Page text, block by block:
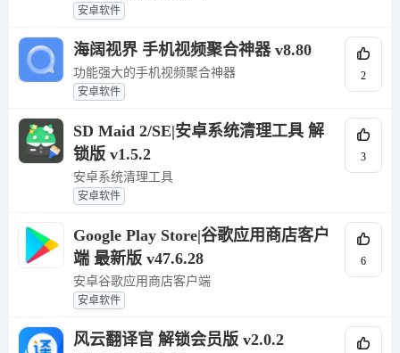
安卓软件
海阔视界 手机视频聚合神器 v8.80
功能强大的手机视频聚合神器
安卓软件
2
SD Maid 2/SE|安卓系统清理工具 解
锁版 v1.5.2
安卓系统清理工具
安卓软件
3
Google Play Store|谷歌应用商店客户
端 最新版 v47.6.28
安卓谷歌应用商店客户端
安卓软件
6
风云翻译官 解锁会员版 v2.0.2